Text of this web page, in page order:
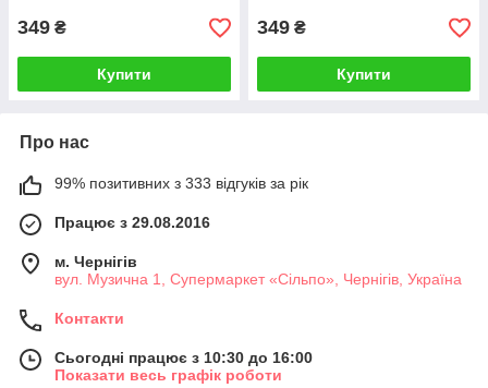
349 ₴
Купити
349 ₴
Купити
Про нас
99% позитивних з 333 відгуків за рік
Працює з 29.08.2016
м. Чернігів
вул. Музична 1, Супермаркет «Сільпо», Чернігів, Україна
Контакти
Сьогодні працює з 10:30 до 16:00
Показати весь графік роботи